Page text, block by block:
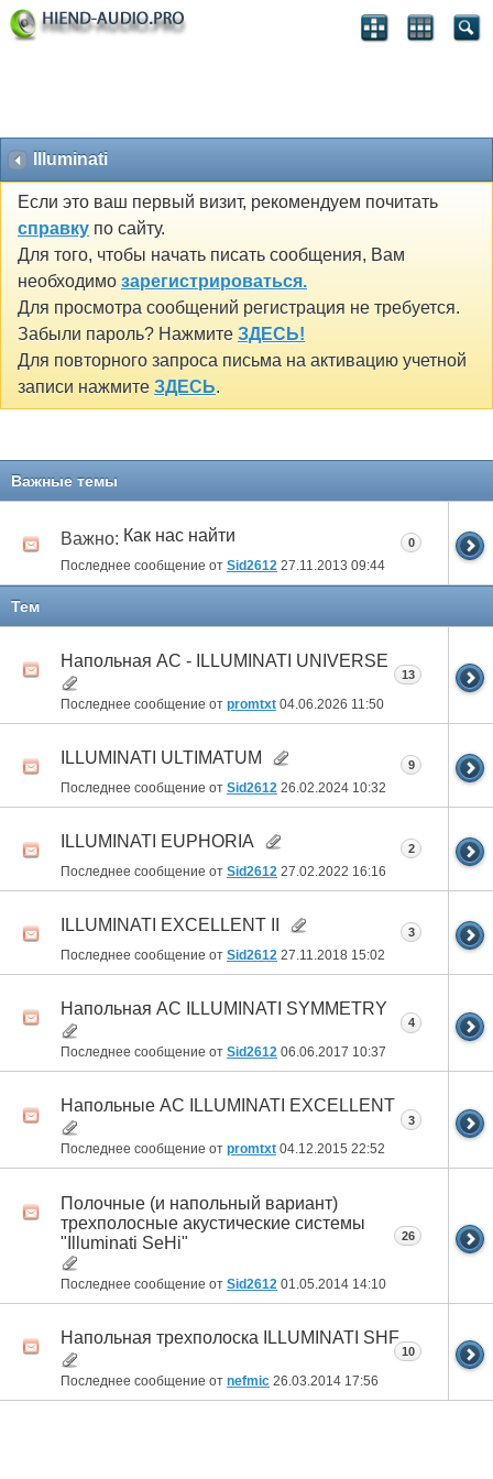
Illuminati
Если это ваш первый визит, рекомендуем почитать
справку по сайту.
Для того, чтобы начать писать сообщения, Вам
необходимо зарегистрироваться.
Для просмотра сообщений регистрация не требуется.
Забыли пароль? Нажмите ЗДЕСЬ!
Для повторного запроса письма на активацию учетной
записи нажмите ЗДЕСЬ.
Важные темы
Важно: Как нас найти
Последнее сообщение от Sid2612 27.11.2013 09:44
0
Тем
Напольная АС - ILLUMINATI UNIVERSE
Последнее сообщение от promtxt 04.06.2026 11:50
13
ILLUMINATI ULTIMATUM
Последнее сообщение от Sid2612 26.02.2024 10:32
9
ILLUMINATI EUPHORIA
Последнее сообщение от Sid2612 27.02.2022 16:16
2
ILLUMINATI EXCELLENT II
Последнее сообщение от Sid2612 27.11.2018 15:02
3
Напольная АС ILLUMINATI SYMMETRY
Последнее сообщение от Sid2612 06.06.2017 10:37
4
Напольные АС ILLUMINATI EXCELLENT
Последнее сообщение от promtxt 04.12.2015 22:52
3
Полочные (и напольный вариант)
трехполосные акустические системы
"Illuminati SeHi"
Последнее сообщение от Sid2612 01.05.2014 14:10
26
Напольная трехполоска ILLUMINATI SHF
Последнее сообщение от nefmic 26.03.2014 17:56
10